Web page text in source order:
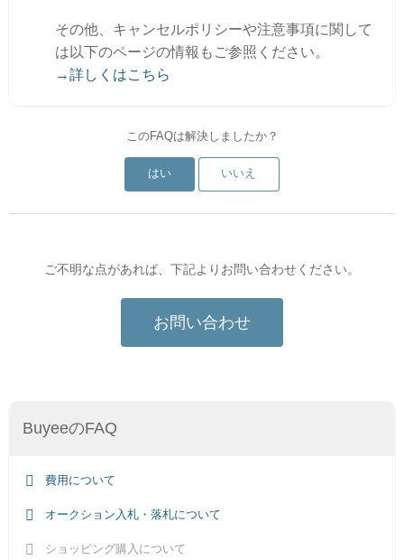
BuyeeのFAQ
費用について
オークション入札・落札について
ショッピング購入について
その他、キャンセルポリシーや注意事項に関して
は以下のページの情報もご参照ください。
→詳しくはこちら
このFAQは解決しましたか？
はい いいえ
ご不明な点があれば、下記よりお問い合わせください。
お問い合わせ